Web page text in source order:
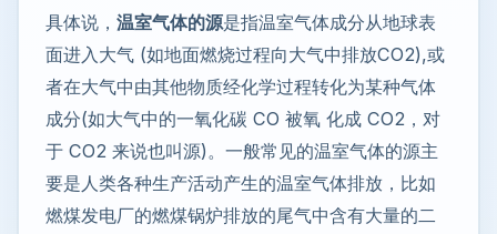
具体说， 温室气体的源是指温室气体成分从地球表
面进入大气 (如地面燃烧过程向大气中排放CO2),或
者在大气中由其他物质经化学过程转化为某种气体
成分(如大气中的一氧化碳 CO 被氧 化成 CO2，对
于 CO2 来说也叫源)。一般常见的温室气体的源主
要是人类各种生产活动产生的温室气体排放，比如
燃煤发电厂的燃煤锅炉排放的尾气中含有大量的二